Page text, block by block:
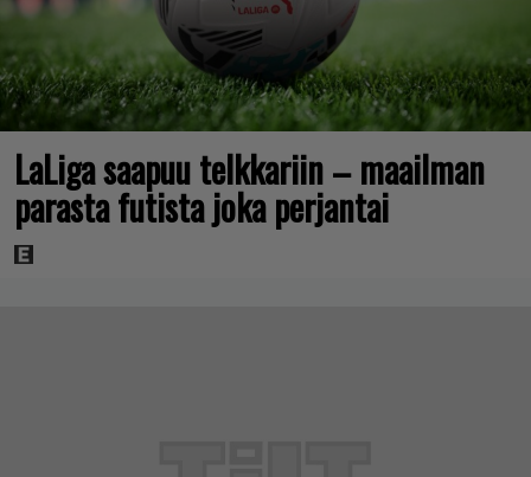
LaLiga saapuu telkkariin – maailman
parasta futista joka perjantai